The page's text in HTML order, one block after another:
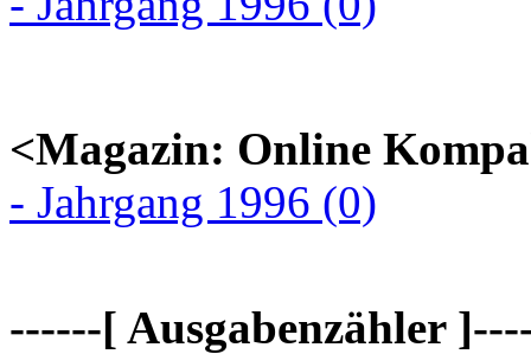
<Magazin: Online
- Jahrgang 1996 (0)
------[ Ausgabenzähler